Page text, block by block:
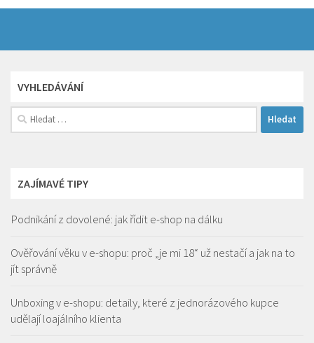
VYHLEDÁVÁNÍ
Vyhledávání
ZAJÍMAVÉ TIPY
Podnikání z dovolené: jak řídit e-shop na dálku
Ověřování věku v e-shopu: proč „je mi 18“ už nestačí a jak na to
jít správně
Unboxing v e-shopu: detaily, které z jednorázového kupce
udělají loajálního klienta